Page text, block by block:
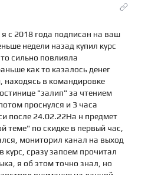
я с 2018 года подписан на ваш
недели назад купил курс
сильно повлияла
как то казалось денег
находясь в командировке
"залип" за чтением
проснулся и 3 часа
после 24.02.22На н предмет
теме" по скидке в первый час,
мониторил канал на выход
курс, сразу запоем прочитал
я об этом точно знал, но